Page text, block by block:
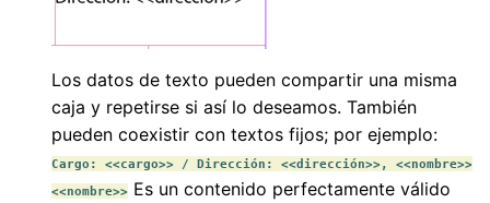
Los datos de texto pueden compartir una misma
caja y repetirse si así lo deseamos. También
pueden coexistir con textos fijos; por ejemplo:
Cargo: <<cargo>> / Dirección: <<dirección>>, <<nombre>>
<<nombre>> Es un contenido perfectamente válido